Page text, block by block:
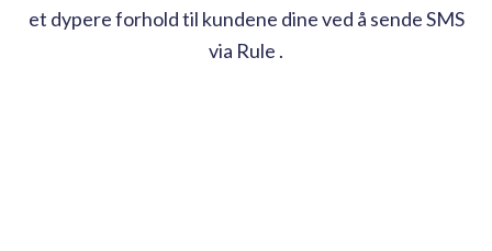
et dypere forhold til kundene dine ved å sende SMS
via Rule .